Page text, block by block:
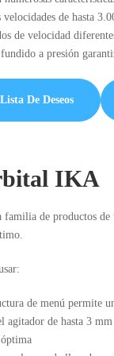
de hasta
de velocidad
a presión
De Deseos
IKA
de productos de
de menú permite
de hasta 3